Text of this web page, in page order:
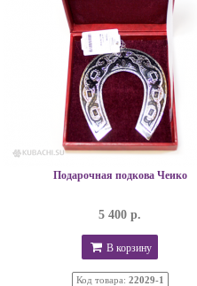
Подарочная подкова Чеико
5 400 р.
В корзину
Код товара: 22029-1